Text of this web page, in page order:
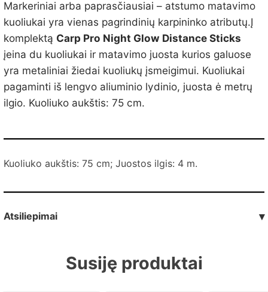
Markeriniai arba paprasčiausiai – atstumo matavimo
kuoliukai yra vienas pagrindinių karpininko atributų.Į
komplektą Carp Pro Night Glow Distance Sticks
įeina du kuoliukai ir matavimo juosta kurios galuose
yra metaliniai žiedai kuoliukų įsmeigimui. Kuoliukai
pagaminti iš lengvo aliuminio lydinio, juosta ė metrų
ilgio. Kuoliuko aukštis: 75 cm.
Kuoliuko aukštis: 75 cm; Juostos ilgis: 4 m.
Atsiliepimai ▾
Susiję produktai